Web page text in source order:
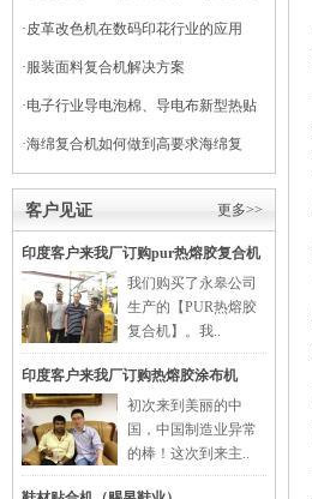
干式复合机
·皮革改色机在数码印花行业的应用
·服装面料复合机解决方案
·电子行业导电泡棉、导电布新型热贴
复合
·海绵复合机如何做到高要求海绵复
更多>>
客户见证
印度客户来我厂订购pur热熔胶复合机
我们购买了永皋公司
生产的【PUR热熔胶
复合机】。我..
印度客户来我厂订购热熔胶涂布机
初次来到美丽的中
国，中国制造业异常
的棒！这次到来主..